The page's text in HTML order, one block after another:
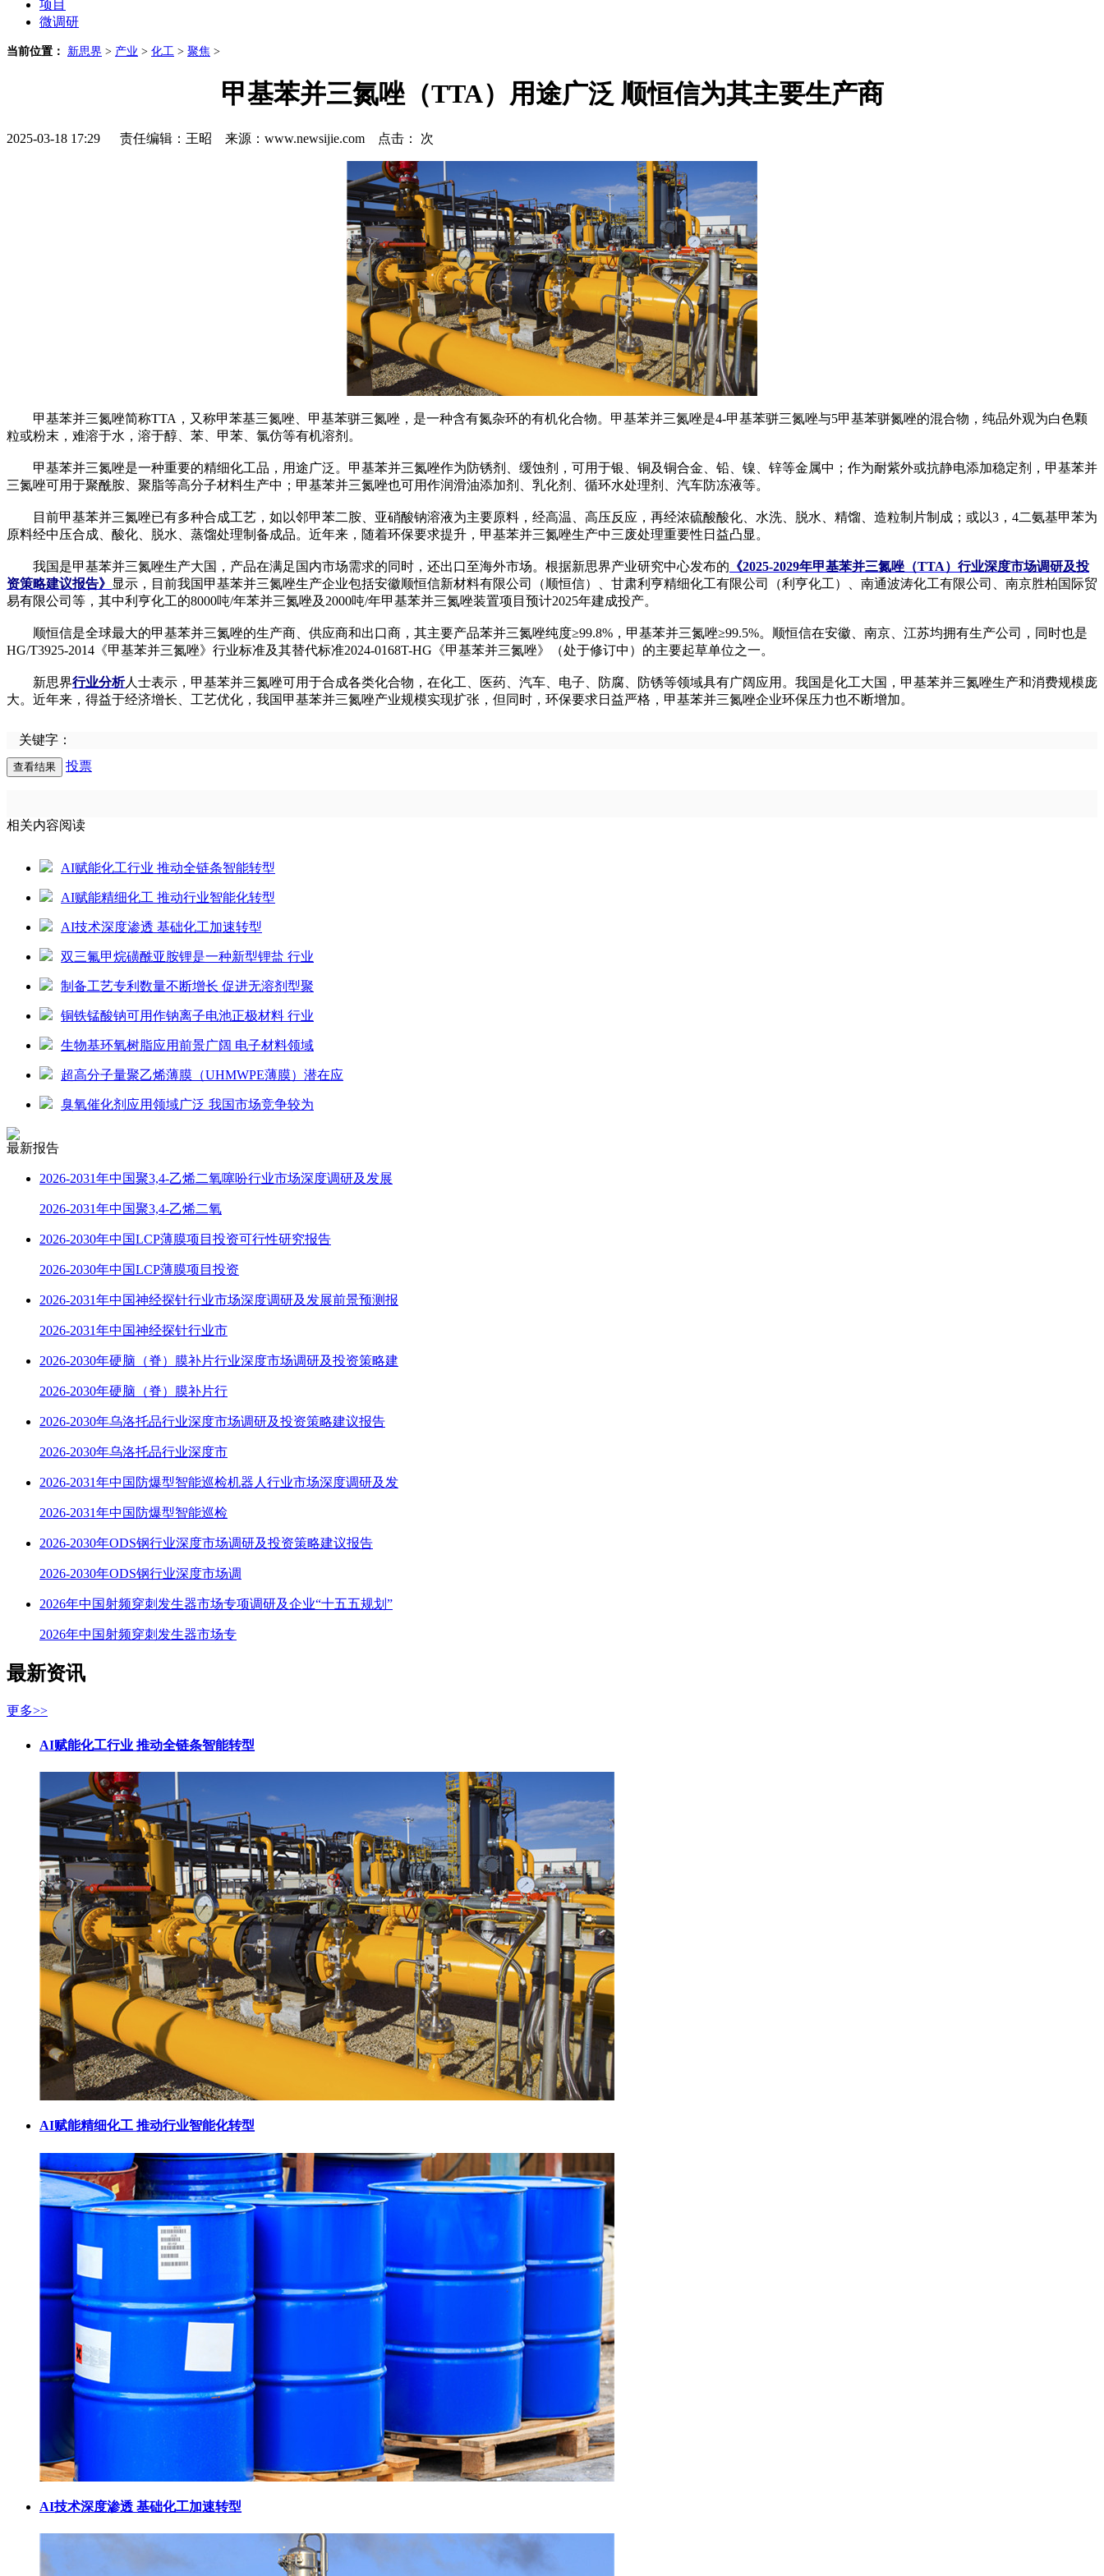
项目
微调研
当前位置： 新思界 > 产业 > 化工 > 聚焦 >
甲基苯并三氮唑（TTA）用途广泛 顺恒信为其主要生产商
2025-03-18 17:29 责任编辑：王昭 来源：www.newsijie.com 点击： 次
甲基苯并三氮唑简称TTA，又称甲苯基三氮唑、甲基苯骈三氮唑，是一种含有氮杂环的有机化合物。甲基苯并三氮唑是4-甲基苯骈三氮唑与5甲基苯骈氮唑的混合物，纯品外观为白色颗
粒或粉末，难溶于水，溶于醇、苯、甲苯、氯仿等有机溶剂。
甲基苯并三氮唑是一种重要的精细化工品，用途广泛。甲基苯并三氮唑作为防锈剂、缓蚀剂，可用于银、铜及铜合金、铅、镍、锌等金属中；作为耐紫外或抗静电添加稳定剂，甲基苯并
三氮唑可用于聚酰胺、聚脂等高分子材料生产中；甲基苯并三氮唑也可用作润滑油添加剂、乳化剂、循环水处理剂、汽车防冻液等。
目前甲基苯并三氮唑已有多种合成工艺，如以邻甲苯二胺、亚硝酸钠溶液为主要原料，经高温、高压反应，再经浓硫酸酸化、水洗、脱水、精馏、造粒制片制成；或以3，4二氨基甲苯为
原料经中压合成、酸化、脱水、蒸馏处理制备成品。近年来，随着环保要求提升，甲基苯并三氮唑生产中三废处理重要性日益凸显。
我国是甲基苯并三氮唑生产大国，产品在满足国内市场需求的同时，还出口至海外市场。根据新思界产业研究中心发布的 《2025-2029年甲基苯并三氮唑（TTA）行业深度市场调研及投
资策略建议报告》 显示，目前我国甲基苯并三氮唑生产企业包括安徽顺恒信新材料有限公司（顺恒信）、甘肃利亨精细化工有限公司（利亨化工）、南通波涛化工有限公司、南京胜柏国际贸
易有限公司等，其中利亨化工的8000吨/年苯并三氮唑及2000吨/年甲基苯并三氮唑装置项目预计2025年建成投产。
顺恒信是全球最大的甲基苯并三氮唑的生产商、供应商和出口商，其主要产品苯并三氮唑纯度≥99.8%，甲基苯并三氮唑≥99.5%。顺恒信在安徽、南京、江苏均拥有生产公司，同时也是
HG/T3925-2014《甲基苯并三氮唑》行业标准及其替代标准2024-0168T-HG《甲基苯并三氮唑》（处于修订中）的主要起草单位之一。
新思界行业分析人士表示，甲基苯并三氮唑可用于合成各类化合物，在化工、医药、汽车、电子、防腐、防锈等领域具有广阔应用。我国是化工大国，甲基苯并三氮唑生产和消费规模庞
大。近年来，得益于经济增长、工艺优化，我国甲基苯并三氮唑产业规模实现扩张，但同时，环保要求日益严格，甲基苯并三氮唑企业环保压力也不断增加。
关键字：
投票
相关内容阅读
AI赋能化工行业 推动全链条智能转型
AI赋能精细化工 推动行业智能化转型
AI技术深度渗透 基础化工加速转型
双三氟甲烷磺酰亚胺锂是一种新型锂盐 行业
制备工艺专利数量不断增长 促进无溶剂型聚
铜铁锰酸钠可用作钠离子电池正极材料 行业
生物基环氧树脂应用前景广阔 电子材料领域
超高分子量聚乙烯薄膜（UHMWPE薄膜）潜在应
臭氧催化剂应用领域广泛 我国市场竞争较为
最新报告
2026-2031年中国聚3,4-乙烯二氧噻吩行业市场深度调研及发展
2026-2031年中国聚3,4-乙烯二氧
2026-2030年中国LCP薄膜项目投资可行性研究报告
2026-2030年中国LCP薄膜项目投资
2026-2031年中国神经探针行业市场深度调研及发展前景预测报
2026-2031年中国神经探针行业市
2026-2030年硬脑（脊）膜补片行业深度市场调研及投资策略建
2026-2030年硬脑（脊）膜补片行
2026-2030年乌洛托品行业深度市场调研及投资策略建议报告
2026-2030年乌洛托品行业深度市
2026-2031年中国防爆型智能巡检机器人行业市场深度调研及发
2026-2031年中国防爆型智能巡检
2026-2030年ODS钢行业深度市场调研及投资策略建议报告
2026-2030年ODS钢行业深度市场调
2026年中国射频穿刺发生器市场专项调研及企业“十五五规划”
2026年中国射频穿刺发生器市场专
最新资讯
更多>>
AI赋能化工行业 推动全链条智能转型
AI赋能精细化工 推动行业智能化转型
AI技术深度渗透 基础化工加速转型